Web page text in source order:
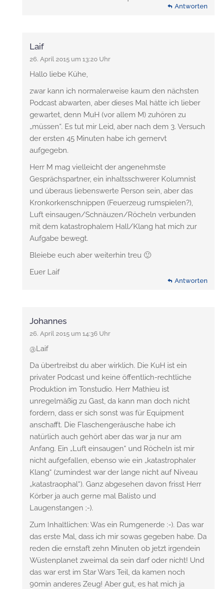
Antworten
Laif
26. April 2015 um 13:20 Uhr
Hallo liebe Kühe,
zwar kann ich normalerweise kaum den nächsten
Podcast abwarten, aber dieses Mal hätte ich lieber
gewartet, denn MuH (vor allem M) zuhören zu
„müssen“. Es tut mir Leid, aber nach dem 3. Versuch
der ersten 45 Minuten habe ich gernervt
aufgegebn.
Herr M mag vielleicht der angenehmste
Gesprächspartner, ein inhaltsschwerer Kolumnist
und überaus liebenswerte Person sein, aber das
Kronkorkenschnippen (Feuerzeug rumspielen?),
Luft einsaugen/Schnäuzen/Röcheln verbunden
mit dem katastrophalem Hall/Klang hat mich zur
Aufgabe bewegt.
Bleiebe euch aber weiterhin treu 🙂
Euer Laif
Antworten
Johannes
26. April 2015 um 14:36 Uhr
@Laif
Da übertreibst du aber wirklich. Die KuH ist ein
privater Podcast und keine öffentlich-rechtliche
Produktion im Tonstudio. Herr Mathieu ist
unregelmäßig zu Gast, da kann man doch nicht
fordern, dass er sich sonst was für Equipment
anschafft. Die Flaschengeräusche habe ich
natürlich auch gehört aber das war ja nur am
Anfang. Ein „Luft einsaugen“ und Röcheln ist mir
nicht aufgefallen, ebenso wie ein „katastrophaler
Klang“ (zumindest war der lange nicht auf Niveau
„katastraophal“). Ganz abgesehen davon frisst Herr
Körber ja auch gerne mal Balisto und
Laugenstangen ;-).
Zum Inhaltlichen: Was ein Rumgenerde :-). Das war
das erste Mal, dass ich mir sowas gegeben habe. Da
reden die ernstaft zehn Minuten ob jetzt irgendein
Wüstenplanet zweimal da sein darf oder nicht! Und
das war erst im Star Wars Teil, da kamen noch
90min anderes Zeug! Aber gut, es hat mich ja